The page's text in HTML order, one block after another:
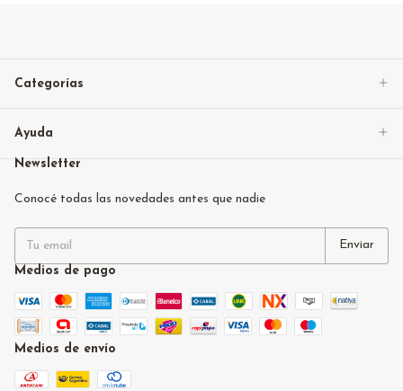
Categorías
Ayuda
Newsletter
Conocé todas las novedades antes que nadie
Medios de pago
Medios de envío